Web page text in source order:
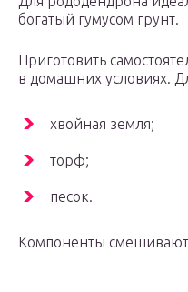
богатый гумусом грунт.
Приготовить
в домашних условиях.
хвойная земля;
торф;
песок.
Компоненты